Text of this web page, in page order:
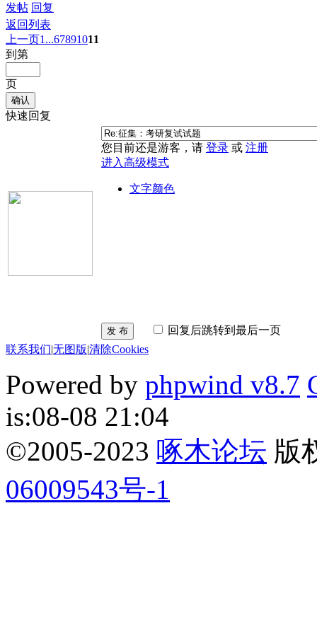
发帖 回复
返回列表
上一页1...67891011
到第
页
确认
快速回复
您目前还是游客，请 登录 或 注册
进入高级模式
文字颜色
发 布
回复后跳转到最后一页
联系我们|无图版|清除Cookies
Powered by phpwind v8.7
is:08-08 21:04
©2005-2023 啄木论坛 版
06009543号-1